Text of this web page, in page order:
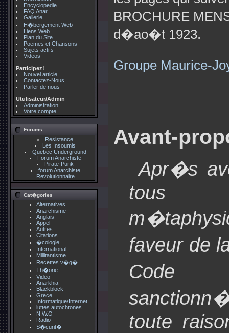
Encyclopedie
FAQ Anar
Gallerie
H�bergement Web
Liens Web
Plan du Site
Poemes et Chansons
Sujets actifs
Videos
Participez!
Nouvel article
Contactez-Nous
Parler de nous
Utulisateur/Admin
Administration
Votre compte
Forums
Resistance
Les Insoumis
Quebec Underground
Forum Anarchiste
Pirate-Punk
forum Anarchiste
Revolutionnaire
Cat�gories
Alternatives
Anarchisme
Anglais
Appel
Autres
Citations
�cologie
International
Millitantisme
Recettes v�g�
Th�orie
Video
Anarkhia
Blackblock
Grece
Informatique\Internet
luttes autochtones
N.W.O
Radio
S�curit�
BROCHURE
d�ao�t 1923.
Groupe Maurice-
Avant-
Apr�s
tous
faveur de
Code
toute